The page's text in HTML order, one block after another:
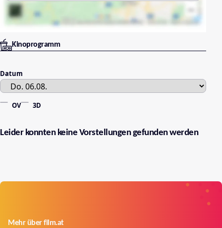
Kinoprogramm
Datum
OV 3D
Leider konnten keine Vorstellungen gefunden werden
Mehr über film.at